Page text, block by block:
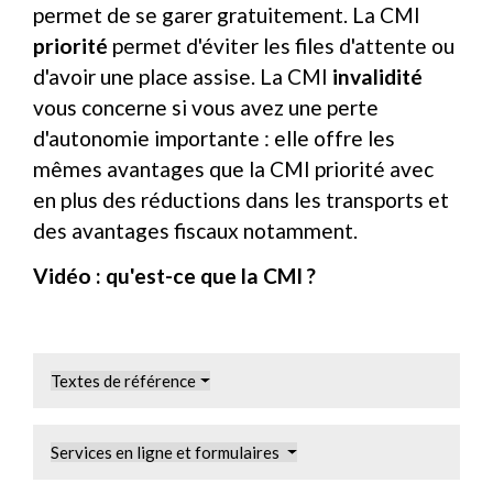
permet de se garer gratuitement. La CMI
priorité permet d'éviter les files d'attente ou
d'avoir une place assise. La CMI invalidité
vous concerne si vous avez une perte
d'autonomie importante : elle offre les
mêmes avantages que la CMI priorité avec
en plus des réductions dans les transports et
des avantages fiscaux notamment.
Vidéo : qu'est-ce que la CMI ?
Textes de référence
Services en ligne et formulaires